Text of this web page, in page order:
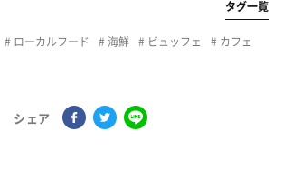
タグ一覧
ローカルフード 海鮮 ビュッフェ
カフェ
シェア